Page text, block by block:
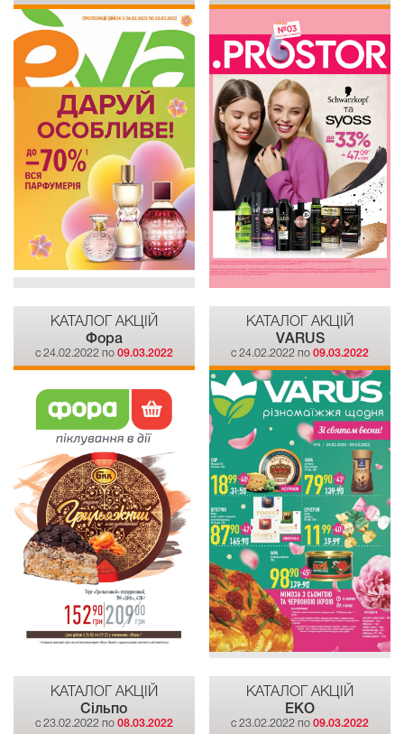
КАТАЛОГ АКЦІЙ
Фора
c 24.02.2022 по 09.03.2022
КАТАЛОГ АКЦІЙ
VARUS
c 24.02.2022 по09.03.2022
КАТАЛОГ АКЦІЙ
Сiльпо
c 23.02.2022 по 08.03.2022
КАТАЛОГ АКЦІЙ
EKO
c 23.02.2022 по09.03.2022